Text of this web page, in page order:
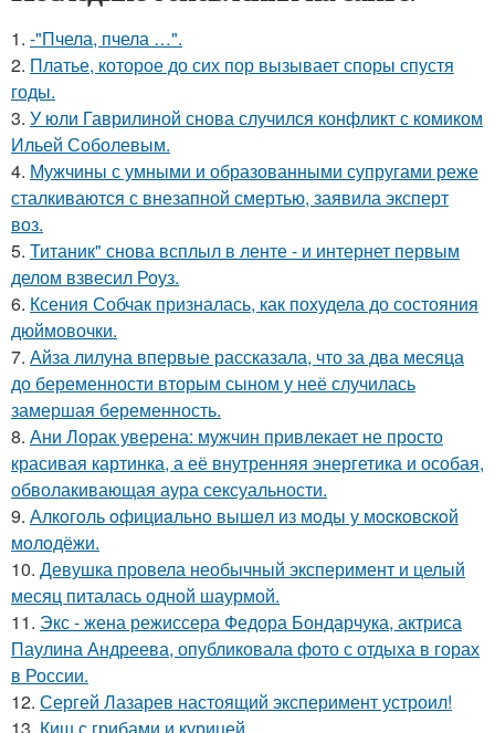
1. -"Пчела, пчела …".
2. Платье, которое до сих пор вызывает споры спустя
годы.
3. У юли Гаврилиной снова случился конфликт с комиком
Ильей Соболевым.
4. Мужчины с умными и образованными супругами реже
сталкиваются с внезапной смертью, заявила эксперт
воз.
5. Титаник" снова всплыл в ленте - и интернет первым
делом взвесил Роуз.
6. Ксения Собчак призналась, как похудела до состояния
дюймовочки.
7. Айза лилуна впервые рассказала, что за два месяца
до беременности вторым сыном у неё случилась
замершая беременность.
8. Ани Лорак уверена: мужчин привлекает не просто
красивая картинка, а её внутренняя энергетика и особая,
обволакивающая аура сексуальности.
9. Алкoгoль oфициaльнo вышeл из мoды у мocкoвcкoй
мoлoдёжи.
10. Девушка провела необычный эксперимент и целый
месяц питалась одной шаурмой.
11. Экс - жена режиссера Федора Бондарчука, актриса
Паулина Андреева, опубликовала фото с отдыха в горах
в России.
12. Сергей Лазарев настоящий эксперимент устроил!